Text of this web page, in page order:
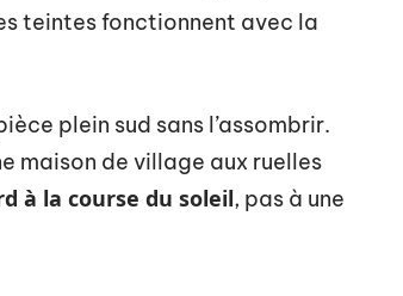
teintes fonctionnent avec la
plein sud sans l’assombrir.
maison de village aux ruelles
à la course du soleil, pas à une